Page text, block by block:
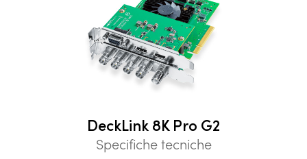
DeckLink 8K Pro G2
Specifiche tecniche